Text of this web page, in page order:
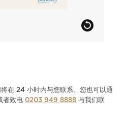
在 24 小时内与您联系。您也可以通
者致电0203 949 8888 与我们联